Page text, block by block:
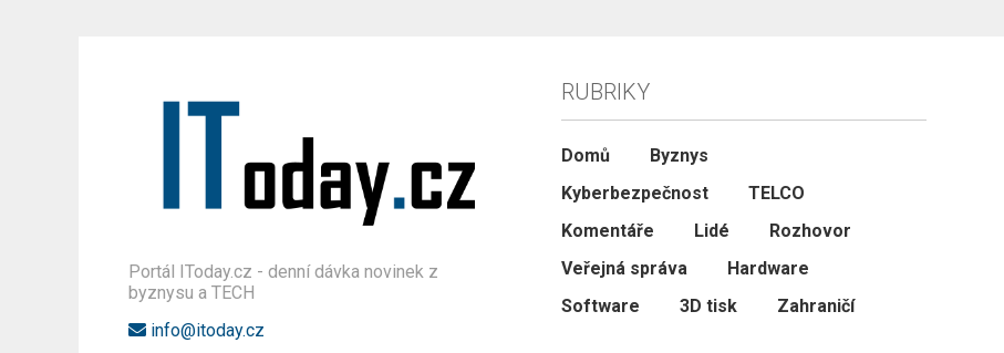
Portál IToday.cz - denní dávka novinek z
byznysu a TECH
info@itoday.cz
RUBRIKY
Domů
Byznys
Kyberbezpečnost
TELCO
Komentáře
Lidé
Rozhovor
Veřejná správa
Hardware
Software
3D tisk Zahraničí